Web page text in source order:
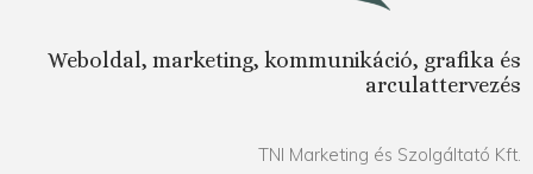
Weboldal, marketing, kommunikáció, grafika és
arculattervezés
TNI Marketing és Szolgáltató Kft.